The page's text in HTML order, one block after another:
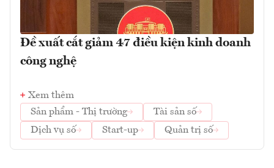
Đề xuất cắt giảm 47 điều kiện kinh doanh
công nghệ
Xem thêm
Sản phẩm - Thị trường
Tài sản số
Dịch vụ số
Start-up Quản trị số